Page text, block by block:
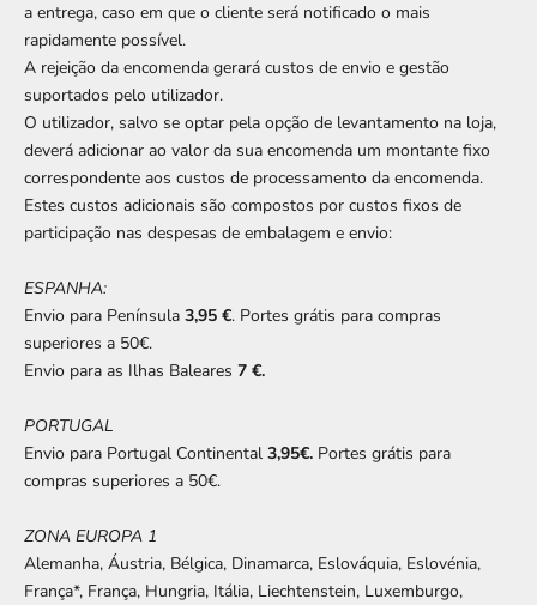
a entrega, caso em que o cliente será notificado o mais
rapidamente possível.
A rejeição da encomenda gerará custos de envio e gestão
suportados pelo utilizador.
O utilizador, salvo se optar pela opção de levantamento na loja,
deverá adicionar ao valor da sua encomenda um montante fixo
correspondente aos custos de processamento da encomenda.
Estes custos adicionais são compostos por custos fixos de
participação nas despesas de embalagem e envio:
ESPANHA:
Envio para Península 3,95 €. Portes grátis para compras
superiores a 50€.
Envio para as Ilhas Baleares 7 €.
PORTUGAL
Envio para Portugal Continental 3,95€. Portes grátis para
compras superiores a 50€.
ZONA EUROPA 1
Alemanha, Áustria, Bélgica, Dinamarca, Eslováquia, Eslovénia,
França*, França, Hungria, Itália, Liechtenstein, Luxemburgo,